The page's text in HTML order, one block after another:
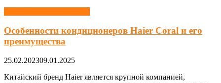
Особенности кондиционеров Haier Coral и его
преимущества
25.02.202309.01.2025
Китайский бренд Haier является крупной компанией,